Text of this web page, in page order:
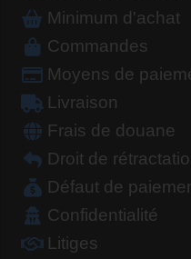
Minimum d'achat
Commandes
Moyens de
Livraison
Frais de douane
Droit de
Défaut de
Confidentialité
Litiges